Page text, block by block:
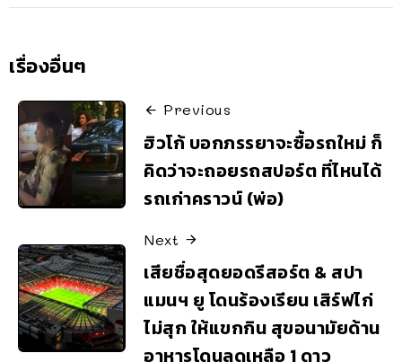
เรื่องอื่นๆ
Previous
ฮิวโก้ บอกภรรยาจะซื้อรถใหม่ ก็
คิดว่าจะถอยรถสปอร์ต ที่ไหนได้
รถเก่าคราวน์ (พ่อ)
Next
เสียชื่อสุดยอดรีสอร์ต & สปา
แมนฯ ยู โดนร้องเรียน เสิร์ฟไก่
ไม่สุก ให้แขกกิน สุขอนามัยด้าน
อาหารโดนลดเหลือ 1 ดาว